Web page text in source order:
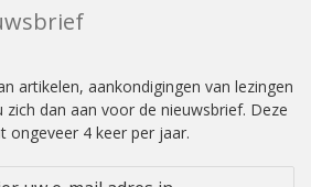
artikelen, aankondigingen van lezingen
zich dan aan voor de nieuwsbrief. Deze
ongeveer 4 keer per jaar.